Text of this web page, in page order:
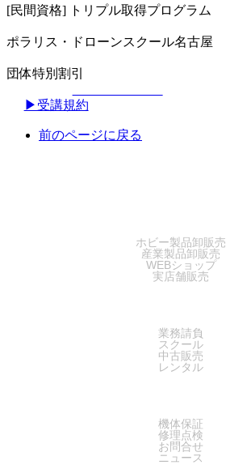
[民間資格] トリプル取得プログラム
ポラリス・ドローンスクール名古屋
団体特別割引
▶︎受講規約
前のページに戻る
ホビー製品卸販売
産業製品卸販売
WEBショップ
実店舗販売
業務請負
スクール
中古販売
レンタル
機体保証
修理点検
お問合せ
ニュース